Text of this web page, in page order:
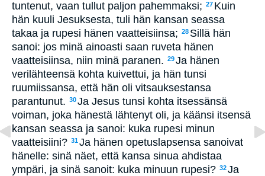
tuntenut, vaan tullut paljon pahemmaksi; 27 Kuin
hän kuuli Jesuksesta, tuli hän kansan seassa
takaa ja rupesi hänen vaatteisiinsa; 28 Sillä hän
sanoi: jos minä ainoasti saan ruveta hänen
vaatteisiinsa, niin minä paranen. 29Ja hänen
verilähteensä kohta kuivettui, ja hän tunsi
ruumiissansa, että hän oli vitsauksestansa
parantunut. 30Ja Jesus tunsi kohta itsessänsä
voiman, joka hänestä lähtenyt oli, ja käänsi itsensä
kansan seassa ja sanoi: kuka rupesi minun
vaatteisiini? 31Ja hänen opetuslapsensa sanoivat
hänelle: sinä näet, että kansa sinua ahdistaa
ympäri, ja sinä sanoit: kuka minuun rupesi? 32Ja